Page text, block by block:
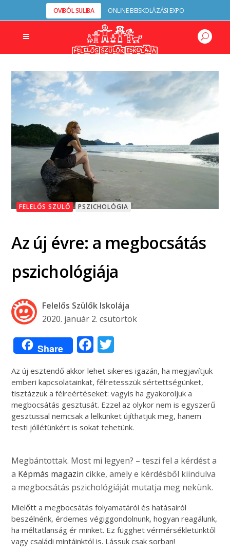
OVIBÓL SULIBA ONLINE BEISKOLÁZÁSI EXPO
FELELŐS SZÜLŐ PSZICHOLÓGIA
Az új évre: a megbocsátás
pszichológiája
Felelős Szülők Iskolája
2020. január 2. csütörtök
Share Facebook
Az új esztendő akkor lehet sikeres igazán, ha megjavítjuk
emberi kapcsolatainkat, félretesszük sértettségünket,
tisztázzuk a félreértéseket: vagyis ha gyakoroljuk a
megbocsátás gesztusát. Ezzel az olykor nem is egyszerű
gesztussal nemcsak a lelkünket újíthatjuk meg, hanem
testi jóllétünkért is sokat tehetünk.
Megbántottak. Most mi legyen? – teszi fel a kérdést a
a Képmás magazin cikke, amely e kérdésből kiindulva
a megbocsátás pszichológiáját mutatja meg nekünk.
Mielőtt a megbocsátás folyamatáról és hatásairól
beszélnénk, érdemes végiggondolnunk, hogyan reagálunk,
ha méltatlanság ér minket. Ez függhet vérmérsékletünktől
vagy családi mintáinktól is. Lássuk csak sorban!